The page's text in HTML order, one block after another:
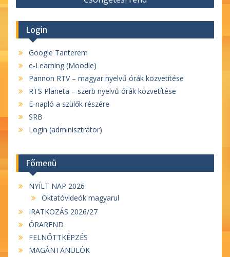
Login
Google Tanterem
e-Learning (Moodle)
Pannon RTV – magyar nyelvű órák közvetítése
RTS Planeta – szerb nyelvű órák közvetítése
E-napló a szülők részére
SRB
Login (adminisztrátor)
Főmenü
NYÍLT NAP 2026
Oktatóvideók magyarul
IRATKOZÁS 2026/27
ÓRAREND
FELNŐTTKÉPZÉS
MAGÁNTANULÓK